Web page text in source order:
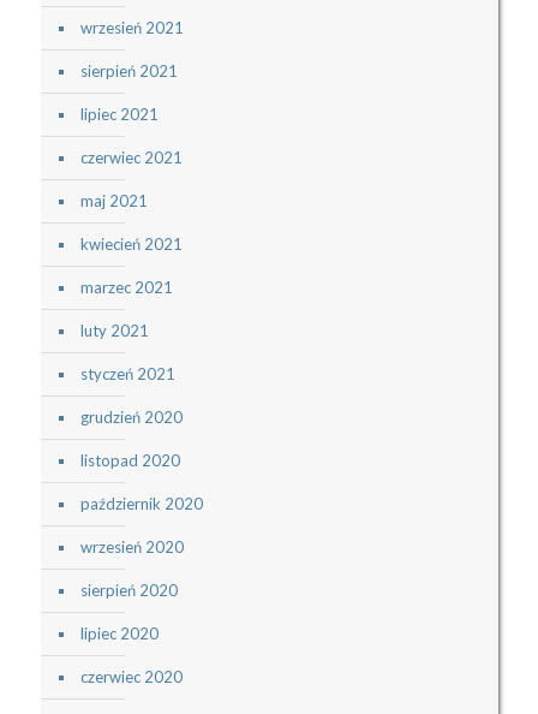
wrzesień 2021
sierpień 2021
lipiec 2021
czerwiec 2021
maj 2021
kwiecień 2021
marzec 2021
luty 2021
styczeń 2021
grudzień 2020
listopad 2020
październik 2020
wrzesień 2020
sierpień 2020
lipiec 2020
czerwiec 2020